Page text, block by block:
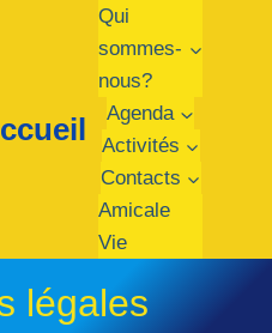
Qui
sommes-
nous?
Agenda
Activités
Contacts
Amicale
Vie
légales